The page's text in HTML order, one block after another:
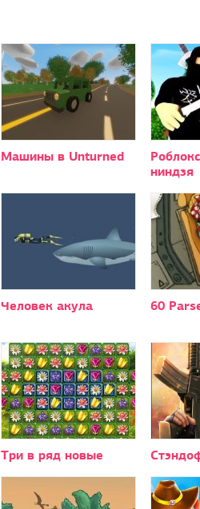
Машины в Unturned
ниндзя
Человек акула 60
Три в ряд новые